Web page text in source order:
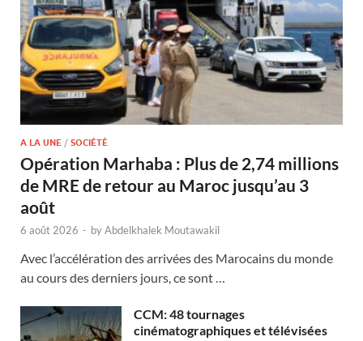
A LA UNE / SOCIÉTÉ
Opération Marhaba : Plus de 2,74 millions
de MRE de retour au Maroc jusqu’au 3
août
6 août 2026 - byAbdelkhalek Moutawakil
Avec l’accélération des arrivées des Marocains du monde
au cours des derniers jours, ce sont …
CCM: 48 tournages
cinématographiques et télévisées